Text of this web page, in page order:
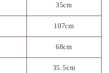
35cm
107cm
68cm
35.5cm